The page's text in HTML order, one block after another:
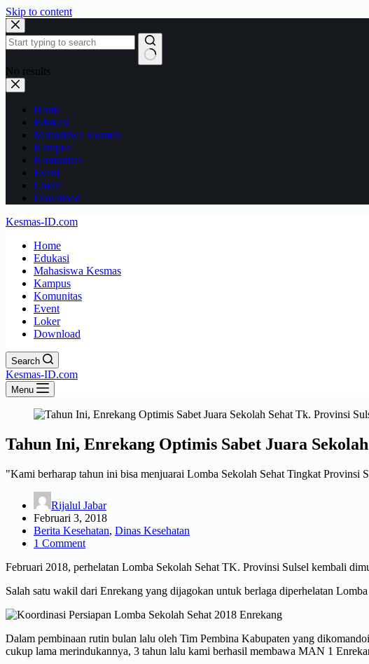
Skip to content
No results
Home
Edukasi
Mahasiswa Kesmas
Kampus
Komunitas
Event
Loker
Download
Kesmas-ID.com
Home
Edukasi
Mahasiswa Kesmas
Kampus
Komunitas
Event
Loker
Download
Search
Kesmas-ID.com
Menu
Tahun Ini, Enrekang Optimis Sabet Juara
"Kami berharap tahun ini bisa menjuarai Lomba Sekolah Sehat Tingkat
Rijalul Jabar
Februari 3, 2018
Berita Kesehatan, Dinas Kesehatan
1 Comment
Februari 2018, perhelatan Lomba Sekolah Sehat TK. Provinsi Sulsel kembali
Salah satu wakil dari Enrekang yang dijagokan untuk berlaga diperhelatan
Dalam pembinaan rutin bulan lalu oleh Tim Pembina Kabupaten yang
cukup lama merindukannya, 3 tahun lalu kami berhasil membawa MAN 1